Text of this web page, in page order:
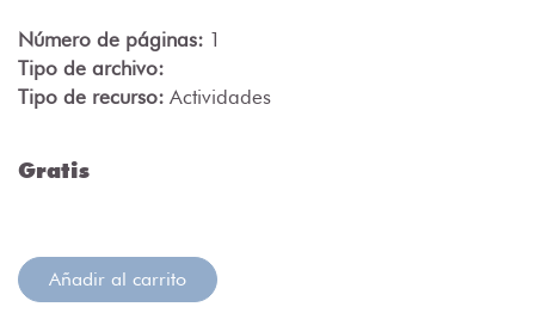
Número de páginas: 1
Tipo de archivo:
Tipo de recurso: Actividades
Gratis
Añadir al carrito